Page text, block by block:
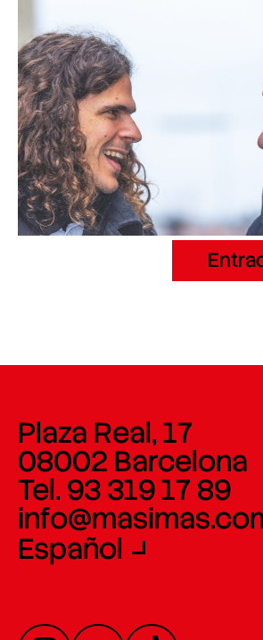
Plaza Real, 17
08002 Barcelona
Tel. 93 319 17 89
Español